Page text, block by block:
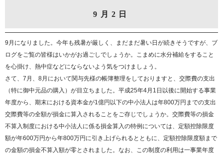
9月2日
9月になりました。今年も残暑が厳しく、まだまだ暑い日が続きそうですが、ブ
ログをご覧の皆様はいかがお過ごしでしょうか。こまめに水分補給をすること
を心掛け、熱中症などにならないよう気をつけましょう。
さて、7月、8月において関与先様の帳簿整理をしておりますと、交際費の支出
（特に御中元品の購入）が目立ちました。平成25年4月1日以後に開始する事業
年度から、期末における資本金が1億円以下の中小法人は年800万円までの支出
交際費等の全額が損金に算入されることをご存じでしょうか。交際費等の損金
不算入制度における中小法人に係る損金算入の特例については、定額控除限度
額が年600万円から年800万円に引き上げられるとともに、定額控除限度額まで
の金額の損金不算入額が零とされました。なお、この制度の利用は一事業年度